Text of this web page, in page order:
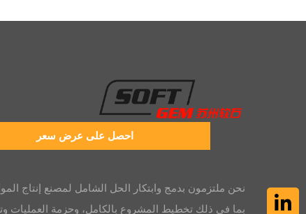
احصل على عرض سعر
نحن ملتزمون بدمج وابتكار الحل الشامل لمصنع إنتاج
بما في ذلك تخطيط المشروع بالكامل، وحزمة العمليات